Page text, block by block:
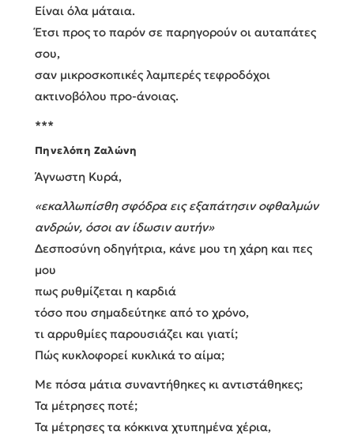
Είναι όλα μάταια.
Έτσι προς το παρόν σε παρηγορούν οι αυταπάτες
σου,
σαν μικροσκοπικές λαμπερές τεφροδόχοι
ακτινοβόλου προ-άνοιας.
***
Πηνελόπη Ζαλώνη
Άγνωστη Κυρά,
«εκαλλωπίσθη σφόδρα εις εξαπάτησιν οφθαλμών
ανδρών, όσοι αν ίδωσιν αυτήν»
Δεσποσύνη οδηγήτρια, κάνε μου τη χάρη και πες
μου
πως ρυθμίζεται η καρδιά
τόσο που σημαδεύτηκε από το χρόνο,
τι αρρυθμίες παρουσιάζει και γιατί;
Πώς κυκλοφορεί κυκλικά το αίμα;
Με πόσα μάτια συναντήθηκες κι αντιστάθηκες;
Τα μέτρησες ποτέ;
Τα μέτρησες τα κόκκινα χτυπημένα χέρια,